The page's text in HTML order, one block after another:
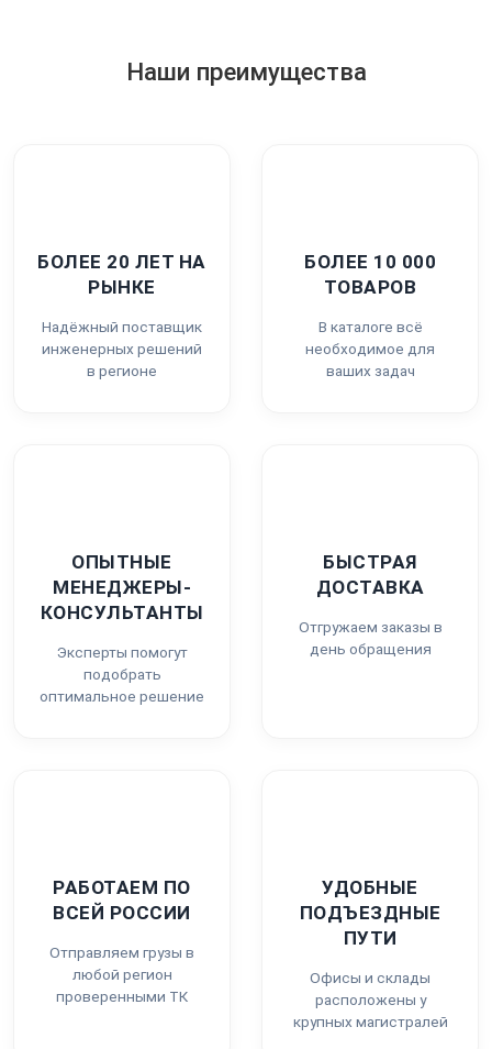
Наши преимущества
БОЛЕЕ 20 ЛЕТ НА
РЫНКЕ
Надёжный поставщик
инженерных решений
в регионе
БОЛЕЕ 10 000
ТОВАРОВ
В каталоге всё
необходимое для
ваших задач
ОПЫТНЫЕ
МЕНЕДЖЕРЫ-
КОНСУЛЬТАНТЫ
Эксперты помогут
подобрать
оптимальное решение
БЫСТРАЯ
ДОСТАВКА
Отгружаем заказы в
день обращения
РАБОТАЕМ ПО
ВСЕЙ РОССИИ
Отправляем грузы в
любой регион
проверенными ТК
УДОБНЫЕ
ПОДЪЕЗДНЫЕ
ПУТИ
Офисы и склады
расположены у
крупных магистралей